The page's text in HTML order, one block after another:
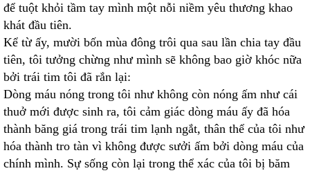
để tuột khỏi tầm tay mình một nỗi niềm yêu thương khao
khát đầu tiên.
Kể từ ấy, mười bốn mùa đông trôi qua sau lần chia tay đầu
tiên, tôi tưởng chừng như mình sẽ không bao giờ khóc nữa
bởi trái tim tôi đã rắn lại:
Dòng máu nóng trong tôi như không còn nóng ấm như cái
thuở mới được sinh ra, tôi cảm giác dòng máu ấy đã hóa
thành băng giá trong trái tim lạnh ngắt, thân thể của tôi như
hóa thành tro tàn vì không được sưởi ấm bởi dòng máu của
chính mình. Sự sống còn lại trong thể xác của tôi bị băm